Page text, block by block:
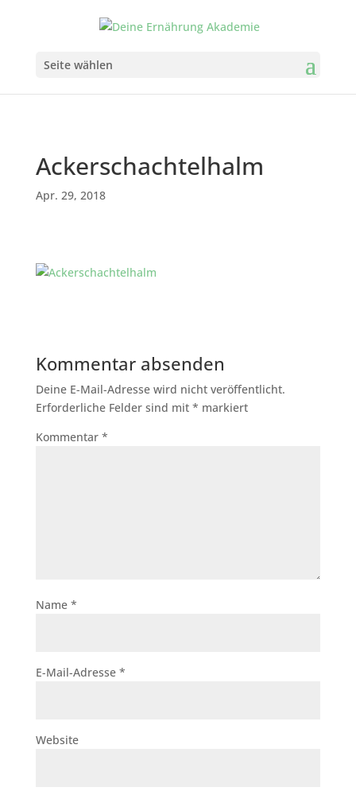
Seite wählen
Ackerschachtelhalm
Apr. 29, 2018
Kommentar absenden
Deine E-Mail-Adresse wird nicht veröffentlicht.
Erforderliche Felder sind mit * markiert
Kommentar *
Name *
E-Mail-Adresse *
Website